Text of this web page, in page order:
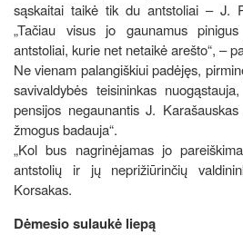
sąskaitai taikė tik du antstoliai – J.
„Tačiau visus jo gaunamus
antstoliai, kurie net netaikė arešto“, –
Ne vienam palangiškiui padėjęs,
savivaldybės teisininkas
pensijos negaunantis J.
žmogus badauja“.
„Kol bus nagrinėjamas jo
antstolių ir jų neprižiūrinčių
Korsakas.
Dėmesio sulaukė liepą